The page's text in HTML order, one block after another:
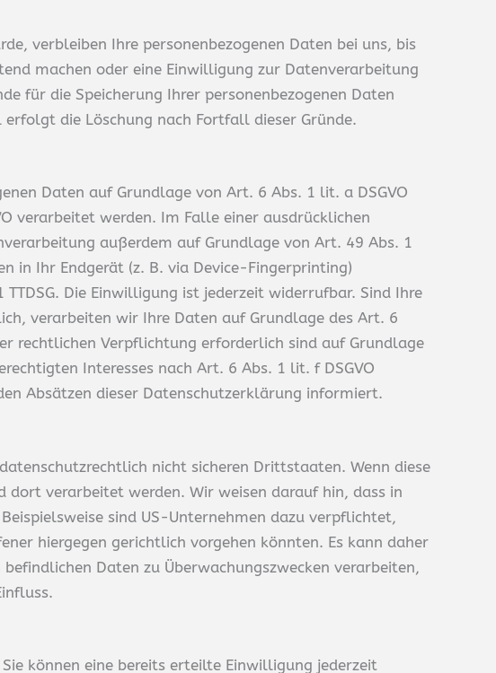
verbleiben Ihre personenbezogenen Daten bei uns, bis
machen oder eine Einwilligung zur Datenverarbeitung
für die Speicherung Ihrer personenbezogenen Daten
die Löschung nach Fortfall dieser Gründe.
Daten auf Grundlage von Art. 6 Abs. 1 lit. a DSGVO
verarbeitet werden. Im Falle einer ausdrücklichen
außerdem auf Grundlage von Art. 49 Abs. 1
in Ihr Endgerät (z. B. via Device-Fingerprinting)
Die Einwilligung ist jederzeit widerrufbar. Sind Ihre
verarbeiten wir Ihre Daten auf Grundlage des Art. 6
rechtlichen Verpflichtung erforderlich sind auf Grundlage
Interesses nach Art. 6 Abs. 1 lit. f DSGVO
Absätzen dieser Datenschutzerklärung informiert.
nicht sicheren Drittstaaten. Wenn diese
dort verarbeitet werden. Wir weisen darauf hin, dass in
sind US-Unternehmen dazu verpflichtet,
hiergegen gerichtlich vorgehen könnten. Es kann daher
Daten zu Überwachungszwecken verarbeiten,
können eine bereits erteilte Einwilligung jederzeit